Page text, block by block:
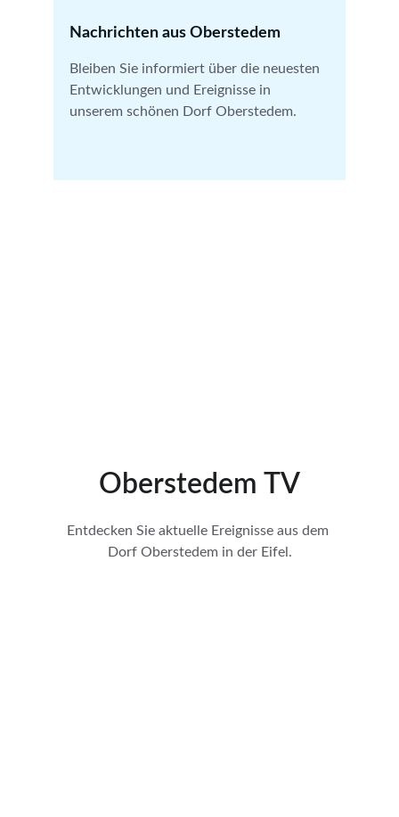
Nachrichten aus Oberstedem
Bleiben Sie informiert über die neuesten
Entwicklungen und Ereignisse in
unserem schönen Dorf Oberstedem.
Oberstedem TV
Entdecken Sie aktuelle Ereignisse aus dem
Dorf Oberstedem in der Eifel.